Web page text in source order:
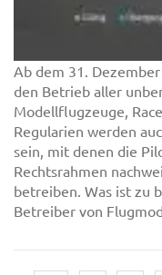
Ab dem 31.
den Betrieb aller
Modellflugzeuge,
Regularien werden
sein, mit denen die
Rechtsrahmen
betreiben. Was ist zu
Betreiber von